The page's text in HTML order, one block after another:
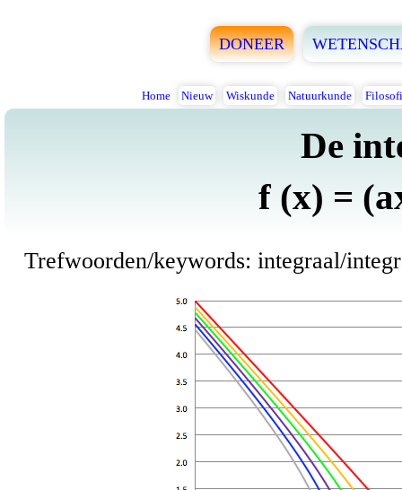
DONEER
Home Nieuw Wiskunde Natuurkunde
De
f (x) =
Trefwoorden/keywords: integraal/